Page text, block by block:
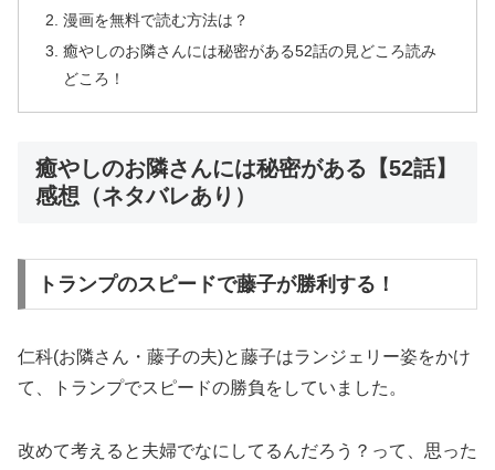
漫画を無料で読む方法は？
癒やしのお隣さんには秘密がある52話の見どころ読み
どころ！
癒やしのお隣さんには秘密がある【52話】
感想（ネタバレあり）
トランプのスピードで藤子が勝利する！
仁科(お隣さん・藤子の夫)と藤子はランジェリー姿をかけ
て、トランプでスピードの勝負をしていました。
改めて考えると夫婦でなにしてるんだろう？って、思った